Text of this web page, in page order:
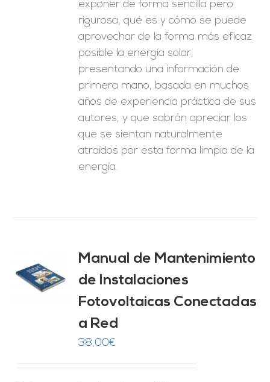
exponer de forma sencilla pero
rigurosa, qué es y cómo se puede
aprovechar de la forma más eficaz
posible la energía solar,
presentando una información de
primera mano, basada en muchos
años de experiencia práctica de sus
autores, y que sabrán apreciar los
que se sientan naturalmente
atraídos por esta forma limpia de la
energía.
Manual de Mantenimiento
de Instalaciones
Fotovoltaicas Conectadas
a Red
38,00€